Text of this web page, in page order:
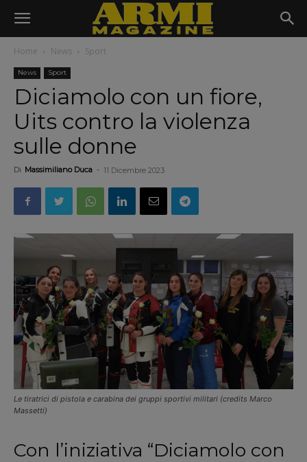
Home News Sport
News Sport
Diciamolo con un fiore,
Uits contro la violenza
sulle donne
Di Massimiliano Duca - 11 Dicembre 2023
Le tiratrici di pistola e carabina dei gruppi sportivi militari (credits Marco
Massetti)
Con l’iniziativa “Diciamolo con